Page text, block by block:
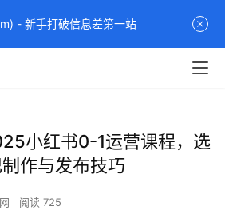
小红书0-1运营课程，选
作与发布技巧
阅读 725
- 新手打破信息差第一站